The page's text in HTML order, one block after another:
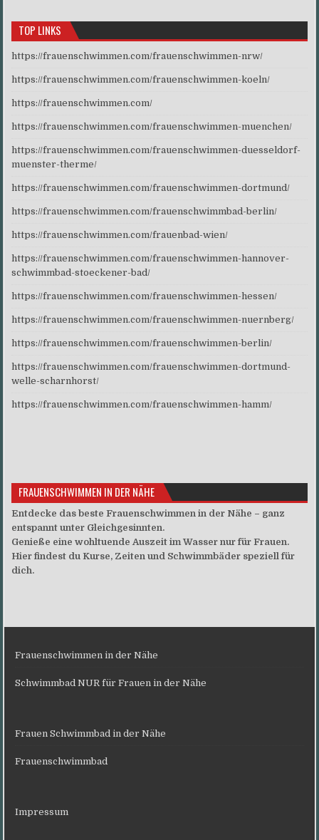
TOP LINKS
https://frauenschwimmen.com/frauenschwimmen-nrw/
https://frauenschwimmen.com/frauenschwimmen-koeln/
https://frauenschwimmen.com/
https://frauenschwimmen.com/frauenschwimmen-muenchen/
https://frauenschwimmen.com/frauenschwimmen-duesseldorf-
muenster-therme/
https://frauenschwimmen.com/frauenschwimmen-dortmund/
https://frauenschwimmen.com/frauenschwimmbad-berlin/
https://frauenschwimmen.com/frauenbad-wien/
https://frauenschwimmen.com/frauenschwimmen-hannover-
schwimmbad-stoeckener-bad/
https://frauenschwimmen.com/frauenschwimmen-hessen/
https://frauenschwimmen.com/frauenschwimmen-nuernberg/
https://frauenschwimmen.com/frauenschwimmen-berlin/
https://frauenschwimmen.com/frauenschwimmen-dortmund-
welle-scharnhorst/
https://frauenschwimmen.com/frauenschwimmen-hamm/
FRAUENSCHWIMMEN IN DER NÄHE
Entdecke das beste Frauenschwimmen in der Nähe – ganz
entspannt unter Gleichgesinnten.
Genieße eine wohltuende Auszeit im Wasser nur für Frauen.
Hier findest du Kurse, Zeiten und Schwimmbäder speziell für
dich.
Frauenschwimmen in der Nähe
Schwimmbad NUR für Frauen in der Nähe
Frauen Schwimmbad in der Nähe
Frauenschwimmbad
Impressum